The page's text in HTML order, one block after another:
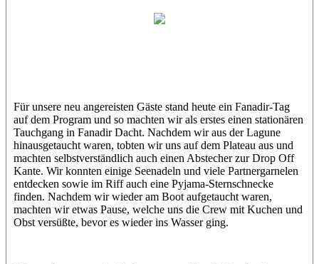
Für unsere neu angereisten Gäste stand heute ein Fanadir-Tag
auf dem Program und so machten wir als erstes einen stationären
Tauchgang in Fanadir Dacht. Nachdem wir aus der Lagune
hinausgetaucht waren, tobten wir uns auf dem Plateau aus und
machten selbstverständlich auch einen Abstecher zur Drop Off
Kante. Wir konnten einige Seenadeln und viele Partnergarnelen
entdecken sowie im Riff auch eine Pyjama-Sternschnecke
finden. Nachdem wir wieder am Boot aufgetaucht waren,
machten wir etwas Pause, welche uns die Crew mit Kuchen und
Obst versüßte, bevor es wieder ins Wasser ging.